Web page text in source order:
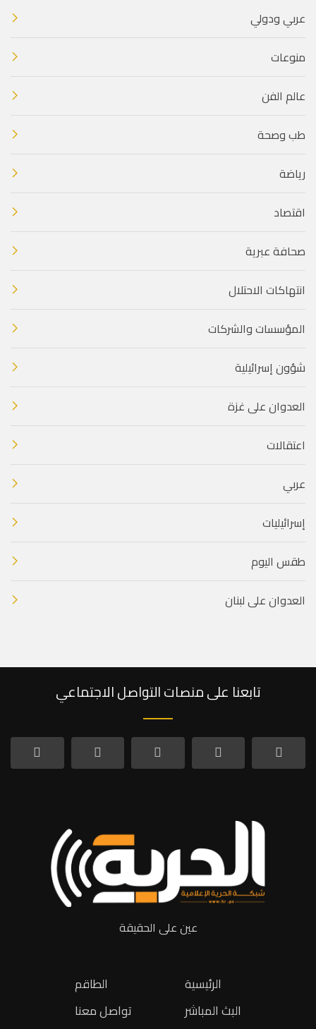
عربي ودولي
منوعات
عالم الفن
طب وصحة
رياضة
اقتصاد
صحافة عبرية
انتهاكات الاحتلال
المؤسسات والشركات
شؤون إسرائيلية
العدوان على غزة
اعتقالات
عربي
إسرائيليات
طقس اليوم
العدوان على لبنان
تابعنا على منصات التواصل الاجتماعي
عين على الحقيقة
الطاقم
تواصل معنا
الرئيسية
البث المباشر